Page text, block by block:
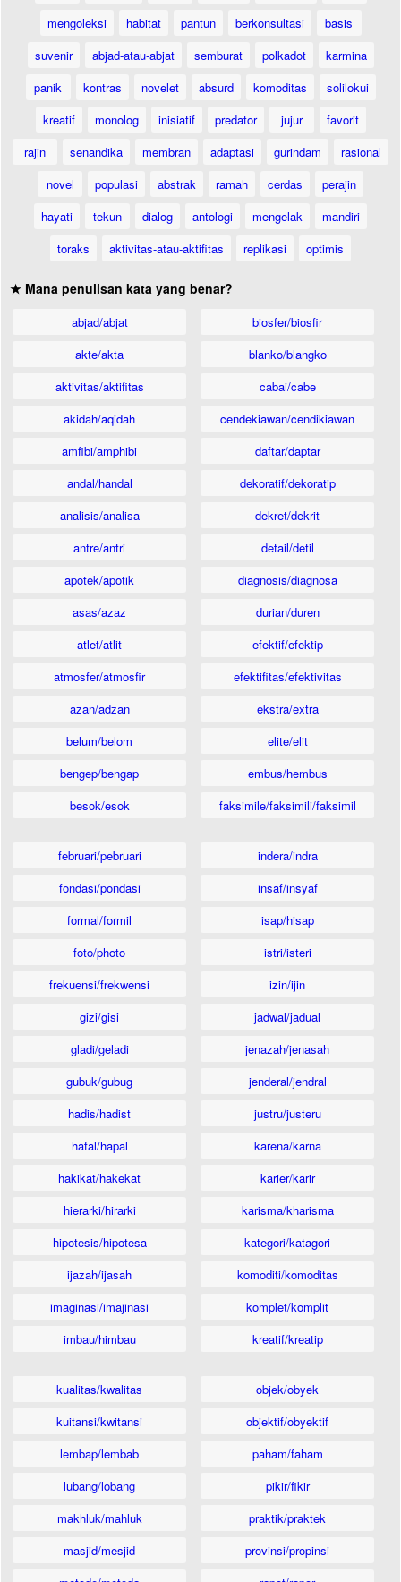
mengoleksi
habitat pantun berkonsultasi
basis
suvenir
abjad-atau-abjat semburat polkadot
karmina
panik
kontras novelet absurd komoditas
solilokui
kreatif
monolog inisiatif predator jujur
favorit
rajin
senandika membran adaptasi gurindam
rasional
novel
populasi abstrak ramah cerdas
perajin
hayati
tekun dialog antologi mengelak
mandiri
toraks
aktivitas-atau-aktifitas replikasi optimis
★ Mana penulisan kata yang benar?
abjad/abjat
akte/akta
aktivitas/aktifitas
akidah/aqidah
amfibi/amphibi
andal/handal
analisis/analisa
antre/antri
apotek/apotik
asas/azaz
atlet/atlit
atmosfer/atmosfir
azan/adzan
belum/belom
bengep/bengap
besok/esok
biosfer/biosfir
blanko/blangko
cabai/cabe
cendekiawan/cendikiawan
daftar/daptar
dekoratif/dekoratip
dekret/dekrit
detail/detil
diagnosis/diagnosa
durian/duren
efektif/efektip
efektifitas/efektivitas
ekstra/extra
elite/elit
embus/hembus
faksimile/faksimili/faksimil
februari/pebruari
fondasi/pondasi
formal/formil
foto/photo
frekuensi/frekwensi
gizi/gisi
gladi/geladi
gubuk/gubug
hadis/hadist
hafal/hapal
hakikat/hakekat
hierarki/hirarki
hipotesis/hipotesa
ijazah/ijasah
imaginasi/imajinasi
imbau/himbau
indera/indra
insaf/insyaf
isap/hisap
istri/isteri
izin/ijin
jadwal/jadual
jenazah/jenasah
jenderal/jendral
justru/justeru
karena/karna
karier/karir
karisma/kharisma
kategori/katagori
komoditi/komoditas
komplet/komplit
kreatif/kreatip
kualitas/kwalitas
kuitansi/kwitansi
lembap/lembab
lubang/lobang
makhluk/mahluk
masjid/mesjid
objek/obyek
objektif/obyektif
paham/faham
pikir/fikir
praktik/praktek
provinsi/propinsi